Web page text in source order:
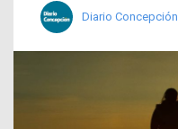
Diario Concepción